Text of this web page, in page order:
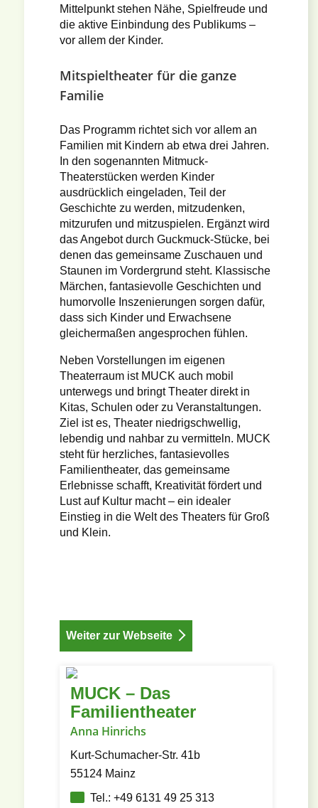
Mittelpunkt stehen Nähe, Spielfreude und
die aktive Einbindung des Publikums –
vor allem der Kinder.
Mitspieltheater für die ganze
Familie
Das Programm richtet sich vor allem an
Familien mit Kindern ab etwa drei Jahren.
In den sogenannten Mitmuck-
Theaterstücken werden Kinder
ausdrücklich eingeladen, Teil der
Geschichte zu werden, mitzudenken,
mitzurufen und mitzuspielen. Ergänzt wird
das Angebot durch Guckmuck-Stücke, bei
denen das gemeinsame Zuschauen und
Staunen im Vordergrund steht. Klassische
Märchen, fantasievolle Geschichten und
humorvolle Inszenierungen sorgen dafür,
dass sich Kinder und Erwachsene
gleichermaßen angesprochen fühlen.
Neben Vorstellungen im eigenen
Theaterraum ist MUCK auch mobil
unterwegs und bringt Theater direkt in
Kitas, Schulen oder zu Veranstaltungen.
Ziel ist es, Theater niedrigschwellig,
lebendig und nahbar zu vermitteln. MUCK
steht für herzliches, fantasievolles
Familientheater, das gemeinsame
Erlebnisse schafft, Kreativität fördert und
Lust auf Kultur macht – ein idealer
Einstieg in die Welt des Theaters für Groß
und Klein.
Weiter zur Webseite
MUCK – Das
Familientheater
Anna Hinrichs
Kurt-Schumacher-Str. 41b
55124 Mainz
Tel.: +49 6131 49 25 313